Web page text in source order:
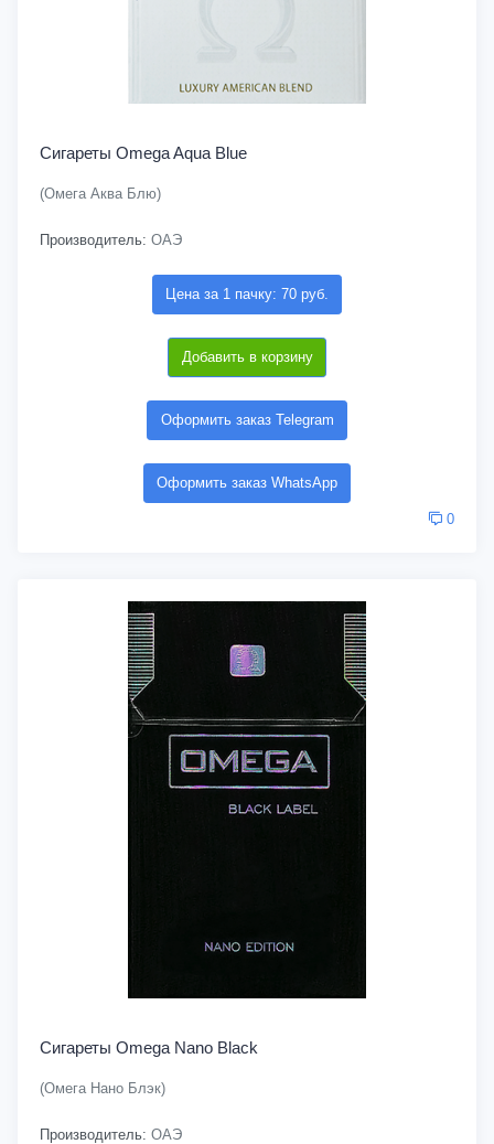
Сигареты Omega Aqua Blue
(Омега Аква Блю)
Производитель: ОАЭ
Цена за 1 пачку: 70 руб.
Добавить в корзину
Оформить заказ Telegram
Оформить заказ WhatsApp
0
Сигареты Omega Nano Black
(Омега Нано Блэк)
Производитель: ОАЭ